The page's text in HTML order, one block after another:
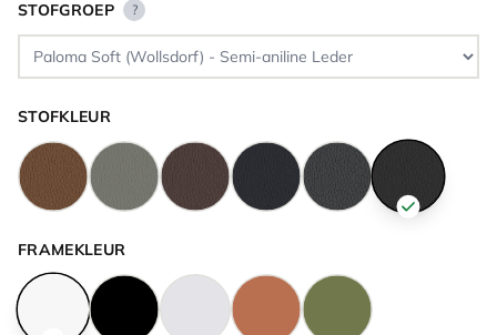
STOFGROEP ?
STOFKLEUR
FRAMEKLEUR